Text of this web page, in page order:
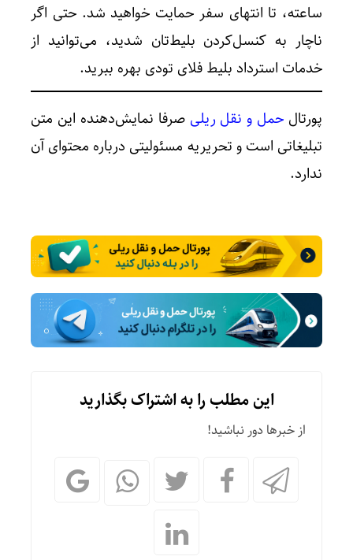
ساعته، تا انتهای سفر حمایت خواهید شد. حتی اگر
ناچار به کنسل‌کردن بلیط‌تان شدید، می‌توانید از
خدمات استرداد بلیط فلای تودی بهره ببرید.
پورتال حمل و نقل ریلی صرفا نمایش‌دهنده این متن
تبلیغاتی است و تحریریه مسئولیتی درباره محتوای آن
ندارد.
این مطلب را به اشتراک بگذارید
از خبرها دور نباشید!